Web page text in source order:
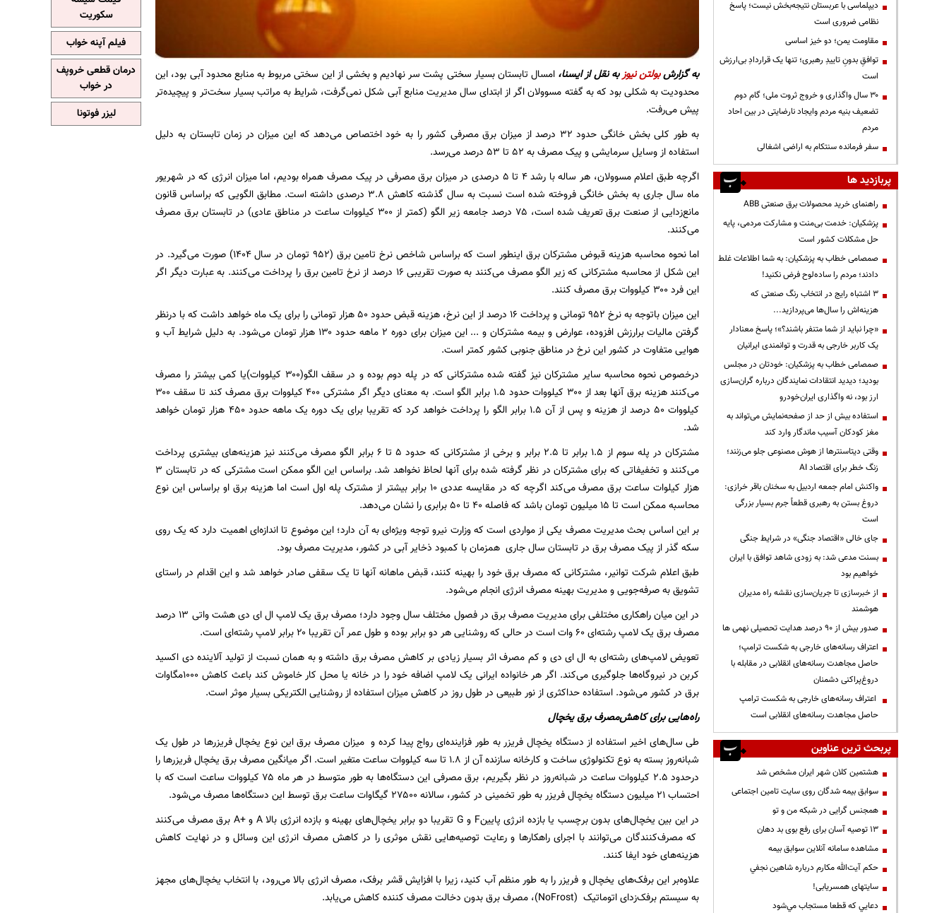
به گزارشبولتن نیوزبه نقل از ایسنا، امسال تابستان بسیار سختی پشت سر نهادیم و بخشی از این سختی مربوط به منابع محدود آبی‌ بود، این
محدودیت به شکلی بود که به گفته مسوولان اگر از ابتدای سال مدیریت منابع آبی شکل نمی‌گرفت، شرایط به مراتب بسیار سخت‌تر و پیچیده‌تر
پیش می‌رفت.
به طور کلی بخش خانگی حدود ۳۲ درصد از میزان برق مصرفی کشور را به خود اختصاص می‌دهد که این میزان در زمان تابستان به دلیل
استفاده از وسایل سرمایشی و پیک مصرف به ۵۲ تا ۵۳ درصد می‌رسد.
اگرچه طبق اعلام مسوولان، هر ساله با رشد ۴ تا ۵ درصدی در میزان برق مصرفی در پیک مصرف همراه بودیم، اما میزان انرژی‌ که در شهریور
ماه سال جاری به بخش خانگی فروخته شده است نسبت به سال گذشته کاهش ۳.۸ درصدی داشته است. مطابق الگویی که براساس قانون
مانع‌زدایی از صنعت برق تعریف شده است، ۷۵ درصد جامعه زیر الگو (کمتر از ۳۰۰ کیلووات ساعت در مناطق عادی) در تابستان برق مصرف
می‌کنند.
اما نحوه محاسبه هزینه قبوض مشترکان برق اینطور است که براساس شاخص نرخ تامین برق (۹۵۲ تومان در سال ۱۴۰۴) صورت می‌گیرد. در
این شکل از محاسبه مشترکانی که زیر الگو مصرف می‌کنند به صورت تقریبی ۱۶ درصد از نرخ تامین برق را پرداخت می‌کنند. به عبارت دیگر اگر
این فرد ۳۰۰ کیلووات برق مصرف کنند.
این میزان باتوجه به نرخ ۹۵۲ تومانی و پرداخت ۱۶ درصد از این نرخ، هزینه قبض حدود ۵۰ هزار تومانی را برای یک ماه خواهد داشت که با درنظر
گرفتن مالیات برارزش افزوده، عوارض و بیمه مشترکان و ... این میزان برای دوره ۲ ماهه حدود ۱۳۰ هزار تومان می‌شود. به دلیل شرایط آب و
هوایی متفاوت در کشور این نرخ در مناطق جنوبی کشور کمتر است.
درخصوص نحوه محاسبه سایر مشترکان نیز گفته شده مشترکانی که در پله دوم بوده و در سقف الگو(۳۰۰ کیلووات)یا کمی بیشتر را مصرف
می‌کنند هزینه برق آنها بعد از ۳۰۰ کیلووات حدود ۱.۵ برابر الگو است. به معنای دیگر اگر مشترکی ۴۰۰ کیلووات برق مصرف کند تا سقف ۳۰۰
کیلووات ۵۰ درصد از هزینه و پس از آن ۱.۵ برابر الگو را پرداخت خواهد کرد که تقریبا برای یک دوره یک ماهه حدود ۴۵۰ هزار تومان خواهد
شد.
مشترکان در پله سوم از ۱.۵ برابر تا ۲.۵ برابر و برخی از مشترکانی که حدود ۵ تا ۶ برابر الگو مصرف می‌کنند نیز هزینه‌های بیشتری پرداخت
می‌کنند و تخفیفاتی که برای مشترکان در نظر گرفته شده برای آنها لحاظ نخواهد شد. براساس این الگو ممکن است مشترکی که در تابستان ۳
هزار کیلوات ساعت برق مصرف می‌کند اگرچه که در مقایسه عددی ۱۰ برابر بیشتر از مشترک پله اول است اما هزینه برق او براساس این نوع
محاسبه ممکن است تا ۱۵ میلیون تومان باشد که فاصله ۴۰ تا ۵۰ برابری را نشان می‌دهد.
بر این اساس بحث مدیریت مصرف یکی از مواردی است که وزارت نیرو توجه ویژه‌ای به آن دارد؛ این موضوع تا اندازه‌ای اهمیت دارد که یک روی
سکه گذر از پیک مصرف برق در تابستان سال جاری همزمان با کمبود ذخایر آبی در کشور، مدیریت مصرف بود.
طبق اعلام شرکت توانیر، مشترکانی که مصرف برق خود را بهینه کنند، قبض ماهانه آنها تا یک سقفی صادر خواهد شد و این اقدام در راستای
تشویق به صرفه‌جویی و مدیریت بهینه مصرف انرژی انجام می‌شود.
در این میان راهکاری مختلفی برای مدیریت مصرف برق در فصول مختلف سال وجود دارد؛ مصرف برق یک لامپ ال ای دی هشت واتی ۱۳ درصد
مصرف برق یک لامپ رشته‌ای ۶۰ وات است در حالی که روشنایی هر دو برابر بوده و طول عمر آن تقریبا ۲۰ برابر لامپ رشته‌ای است.
تعویض لامپ‌های رشته‌ای به ال ای دی و کم مصرف اثر بسیار زیادی بر کاهش مصرف برق داشته و به همان نسبت از تولید آلاینده دی اکسید
کربن در نیروگاه‌ها جلوگیری می‌کند. اگر هر خانواده ایرانی یک لامپ اضافه خود را در خانه یا محل کار خاموش کند باعث کاهش ۱۰۰۰مگاوات
برق در کشور می‌شود. استفاده حداکثری از نور طبیعی در طول روز در کاهش میزان استفاده از روشنایی الکتریکی بسیار موثر است.
راه‌هایی برای کاهش‌مصرف برق یخچال
طی سال‌های اخیر استفاده از دستگاه یخچال فریزر به طور فزاینده‌ای رواج پیدا کرده و میزان مصرف برق این نوع یخچال فریزرها در طول یک
شبانه‌روز بسته به نوع تکنولوژی ساخت و کارخانه سازنده آن از ۱.۸ تا سه کیلووات ساعت متغیر است. اگر میانگین مصرف برق یخچال فریزرها را
درحدود ۲.۵ کیلووات ساعت در شبانه‌روز در نظر بگیریم، برق مصرفی این دستگاه‌ها به طور متوسط در هر ماه ۷۵ کیلووات ساعت است که با
احتساب ۲۱ میلیون دستگاه یخچال فریزر به طور تخمینی در کشور، سالانه ۲۷۵۰۰ گیگاوات ساعت برق توسط این دستگاه‌ها مصرف می‌شود.
در این بین یخچال‌های بدون برچسب یا بازده انرژی پایینF و G تقریبا دو برابر یخچال‌های بهینه و بازده انرژی بالا A و +A برق مصرف می‌کنند
که مصرف‌کنندگان می‌توانند با اجرای راهکارها و رعایت توصیه‌هایی نقش موثری را در کاهش مصرف انرژی این وسائل و در نهایت کاهش
هزینه‌های خود ایفا کنند.
علاوه‌بر این برفک‌های یخچال و فریزر را به طور منظم آب کنید، زیرا با افزایش قشر برفک، مصرف انرژی بالا می‌رود، با انتخاب یخچال‌های مجهز
به سیستم برفک‌زدای اتوماتیک (NoFrost)، مصرف برق بدون دخالت مصرف کننده کاهش می‌یابد.
دیپلماسی با عربستان نتیجه‌بخش نیست؛ پاسخ
نظامی ضروری است
مقاومت یمن؛ دو خیز اساسی
توافقِ بدونِ تاییدِ رهبری؛ تنها یک قراردادِ بی‌ارزش
است
۳۰ سال واگذاری و خروج ثروت ملی؛ گام دوم
تضعیف بنیه مردم وایجاد نارضایتی در بین احاد
مردم
سفر فرمانده سنتکام به اراضی اشغالی
پربازدید ها
راهنمای خرید محصولات برق صنعتی ABB
پزشکیان: خدمت بی‌منت و مشارکت مردمی، پایه
حل مشکلات کشور است
صمصامی خطاب به پزشکیان: به شما اطلاعات غلط
دادند؛ مردم را ساده‌لوح فرض نکنید!
3 اشتباه رایج در انتخاب رنگ صنعتی که
هزینه‌اش را سال‌ها می‌پردازید...
«چرا نباید از شما متنفر باشند؟»؛ پاسخ معنادار
یک کاربر خارجی به قدرت و توانمندی ایرانیان
صمصامی خطاب به پزشکیان: خودتان در مجلس
بودید؛ دیدید انتقادات نمایندگان درباره گران‌سازی
ارز بود، نه واگذاری ایران‌خودرو
استفاده بیش از حد از صفحه‌نمایش می‌تواند به
مغز کودکان آسیب ماندگار وارد کند
وقتی دیتاسنترها از هوش مصنوعی جلو می‌زنند؛
زنگ خطر برای اقتصاد AI
واکنش امام جمعه اردبیل به سخنان باقر خرازی:
دروغ بستن به رهبری قطعاً جرم بسیار بزرگی
است
جای خالی «اقتصاد جنگی» در شرایط جنگی
بسنت مدعی شد: به زودی شاهد توافق با ایران
خواهیم بود
از خبرسازی تا جریان‌سازی نقشه راه مدیران
هوشمند
صدور بیش از ۹۰ درصد هدایت تحصیلی نهمی ها
اعتراف رسانه‌های خارجی به شکست ترامپ؛
حاصل مجاهدت رسانه‌های انقلابی در مقابله با
دروغ‌پراکنی دشمنان
اعتراف رسانه‌های خارجی به شکست ترامپ
حاصل مجاهدت رسانه‌های انقلابی است
پربحث ترین عناوین
هشتمین کلان شهر ایران مشخص شد
سوابق بیمه شدگان روی سایت تامین اجتماعی
همجنس گرایی در شبکه من و تو
13 توصیه آسان برای رفع بوی بد دهان
مشاهده سامانه آنلاين سوابق بیمه
حكم آيت‌الله مكارم درباره شاهين نجفي
سایتهای همسریابی!
دعايي كه قطعا مستجاب مي‌شود
سکوریت
فیلم آپنه خواب
درمان قطعی خروپف
در خواب
لیزر فوتونا